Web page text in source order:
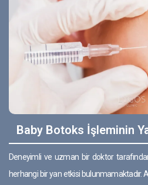
Baby Botoks İşleminin
Deneyimli ve uzman bir doktor
herhangi bir yan etkisi bulunmamaktadır.